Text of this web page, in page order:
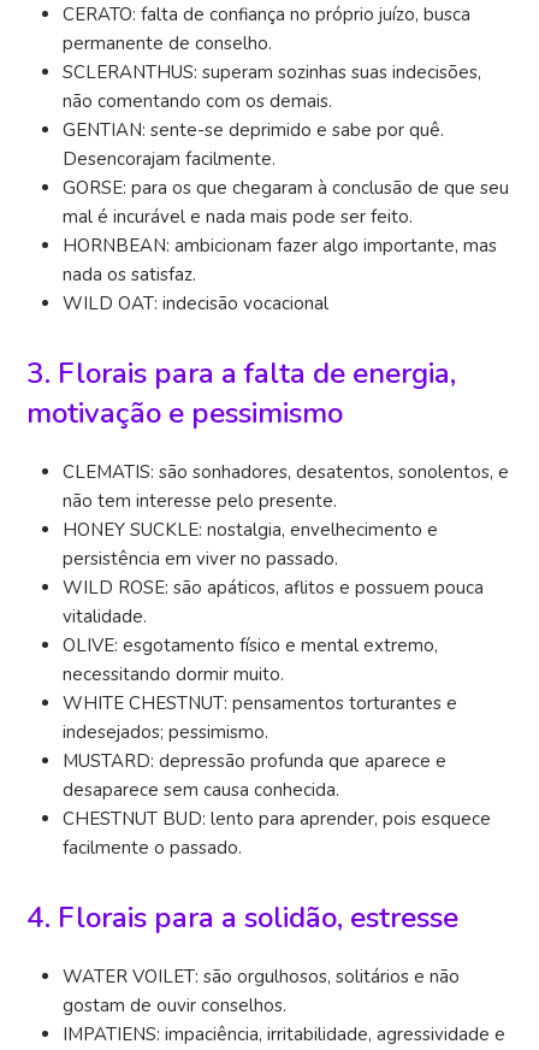
CERATO: falta de confiança no próprio juízo, busca
permanente de conselho.
SCLERANTHUS: superam sozinhas suas indecisões,
não comentando com os demais.
GENTIAN: sente-se deprimido e sabe por quê.
Desencorajam facilmente.
GORSE: para os que chegaram à conclusão de que seu
mal é incurável e nada mais pode ser feito.
HORNBEAN: ambicionam fazer algo importante, mas
nada os satisfaz.
WILD OAT: indecisão vocacional
3. Florais para a falta de energia,
motivação e pessimismo
CLEMATIS: são sonhadores, desatentos, sonolentos, e
não tem interesse pelo presente.
HONEY SUCKLE: nostalgia, envelhecimento e
persistência em viver no passado.
WILD ROSE: são apáticos, aflitos e possuem pouca
vitalidade.
OLIVE: esgotamento físico e mental extremo,
necessitando dormir muito.
WHITE CHESTNUT: pensamentos torturantes e
indesejados; pessimismo.
MUSTARD: depressão profunda que aparece e
desaparece sem causa conhecida.
CHESTNUT BUD: lento para aprender, pois esquece
facilmente o passado.
4. Florais para a solidão, estresse
WATER VOILET: são orgulhosos, solitários e não
gostam de ouvir conselhos.
IMPATIENS: impaciência, irritabilidade, agressividade e